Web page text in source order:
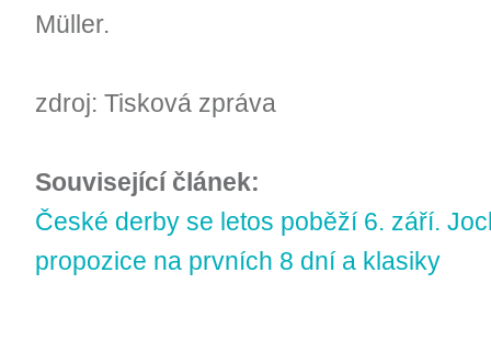
Müller.
zdroj: Tisková zpráva
Související článek:
České derby se letos poběží 6. září.
propozice na prvních 8 dní a klasiky